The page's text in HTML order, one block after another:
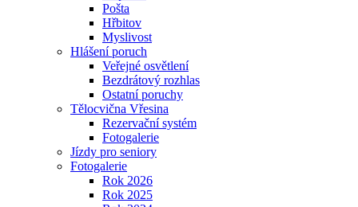
Pošta
Hřbitov
Myslivost
Hlášení poruch
Veřejné osvětlení
Bezdrátový rozhlas
Ostatní poruchy
Tělocvična Vřesina
Rezervační systém
Fotogalerie
Jízdy pro seniory
Fotogalerie
Rok 2026
Rok 2025